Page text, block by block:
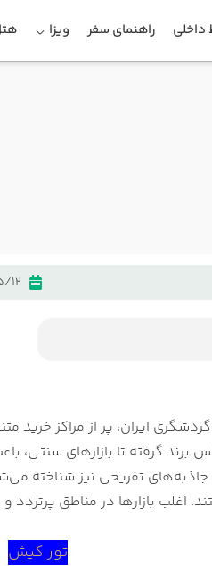
داخلی راهنمای سفر ویزا
12
ایران، پر از مراکز
برند گرفته تا بازارهای
تفریحی نیز شناخته
بازارها در مناطق پرتردد و
تور کیش